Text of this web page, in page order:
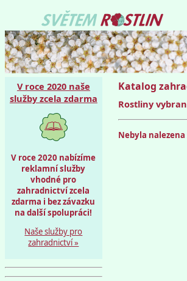
V roce 2020 naše
služby zcela zdarma
V roce 2020 nabízíme
reklamní služby
vhodné pro
zahradnictví zcela
zdarma i bez závazku
na další spolupráci!
Naše služby pro
zahradnictví »
Katalog
Rostliny
Nebyla